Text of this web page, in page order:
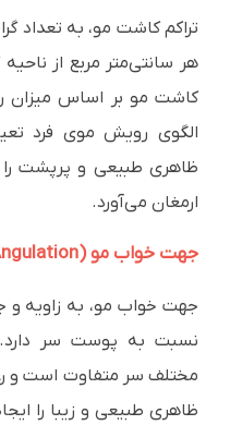
تراکم کاشت مو، به تعداد
هر سانتی‌متر مربع از
کاشت مو بر اساس میزان
الگوی رویش موی فرد
ظاهری طبیعی و پرپشت
ارمغان می‌آورد.
جهت خواب مو (Hair Angulation)
جهت خواب مو، به زاویه و
نسبت به پوست سر
مختلف سر متفاوت است و
ظاهری طبیعی و زیبا را